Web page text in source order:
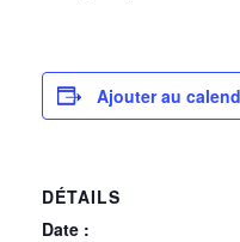
Ajouter au
DÉTAILS
Date :